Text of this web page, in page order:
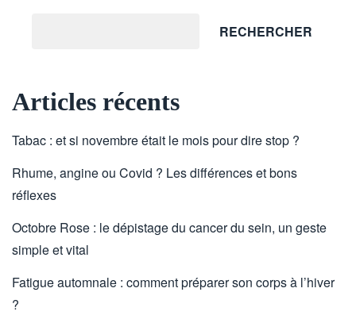
RECHERCHER
Articles récents
Tabac : et si novembre était le mois pour dire stop ?
Rhume, angine ou Covid ? Les différences et bons
réflexes
Octobre Rose : le dépistage du cancer du sein, un geste
simple et vital
Fatigue automnale : comment préparer son corps à l’hiver
?